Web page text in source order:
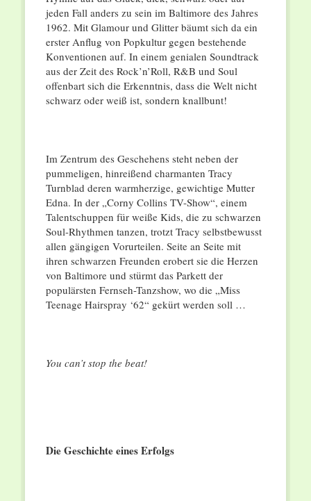
jeden Fall anders zu sein im Baltimore des Jahres
1962. Mit Glamour und Glitter bäumt sich da ein
erster Anflug von Popkultur gegen bestehende
Konventionen auf. In einem genialen Soundtrack
aus der Zeit des Rock’n’Roll, R&B und Soul
offenbart sich die Erkenntnis, dass die Welt nicht
schwarz oder weiß ist, sondern knallbunt!
Im Zentrum des Geschehens steht neben der
pummeligen, hinreißend charmanten Tracy
Turnblad deren warmherzige, gewichtige Mutter
Edna. In der „Corny Collins TV-Show“, einem
Talentschuppen für weiße Kids, die zu schwarzen
Soul-Rhythmen tanzen, trotzt Tracy selbstbewusst
allen gängigen Vorurteilen. Seite an Seite mit
ihren schwarzen Freunden erobert sie die Herzen
von Baltimore und stürmt das Parkett der
populärsten Fernseh-Tanzshow, wo die „Miss
Teenage Hairspray ‘62“ gekürt werden soll …
You can’t stop the beat!
Die Geschichte eines Erfolgs